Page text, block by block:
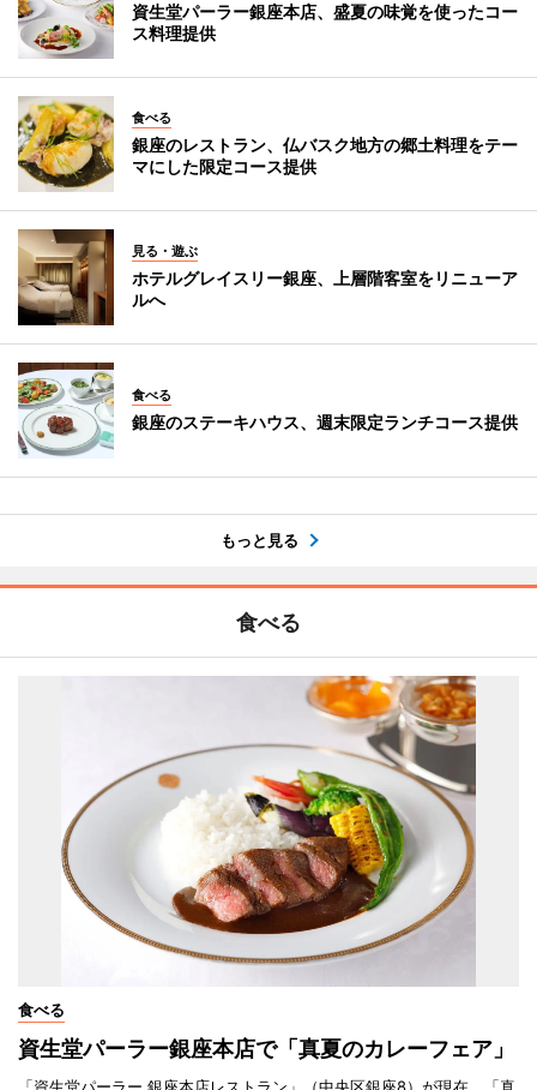
資生堂パーラー銀座本店、盛夏の味覚を使ったコー
ス料理提供
食べる
銀座のレストラン、仏バスク地方の郷土料理をテー
マにした限定コース提供
見る・遊ぶ
ホテルグレイスリー銀座、上層階客室をリニューア
ルへ
食べる
銀座のステーキハウス、週末限定ランチコース提供
もっと見る
食べる
食べる
資生堂パーラー銀座本店で「真夏のカレーフェア」